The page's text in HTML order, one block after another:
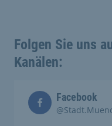
Folgen Sie uns
Kanälen:
Facebook